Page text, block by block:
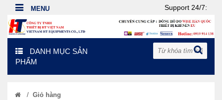
Support 24/7:
DANH MỤC SẢN
PHẨM
/ Giỏ hàng